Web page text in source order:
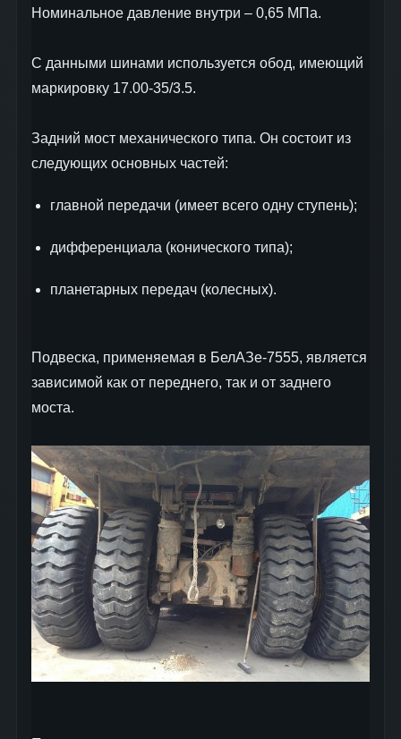
Номинальное давление внутри – 0,65 МПа.
С данными шинами используется обод, имеющий
маркировку 17.00-35/3.5.
Задний мост механического типа. Он состоит из
следующих основных частей:
главной передачи (имеет всего одну ступень);
дифференциала (конического типа);
планетарных передач (колесных).
Подвеска, применяемая в БелАЗе-7555, является
зависимой как от переднего, так и от заднего
моста.